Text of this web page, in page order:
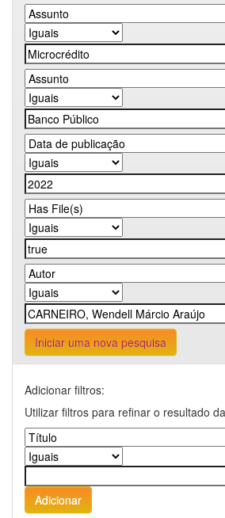
Iniciar uma nova pesquisa
Adicionar filtros:
Utilizar filtros para refinar o resultado